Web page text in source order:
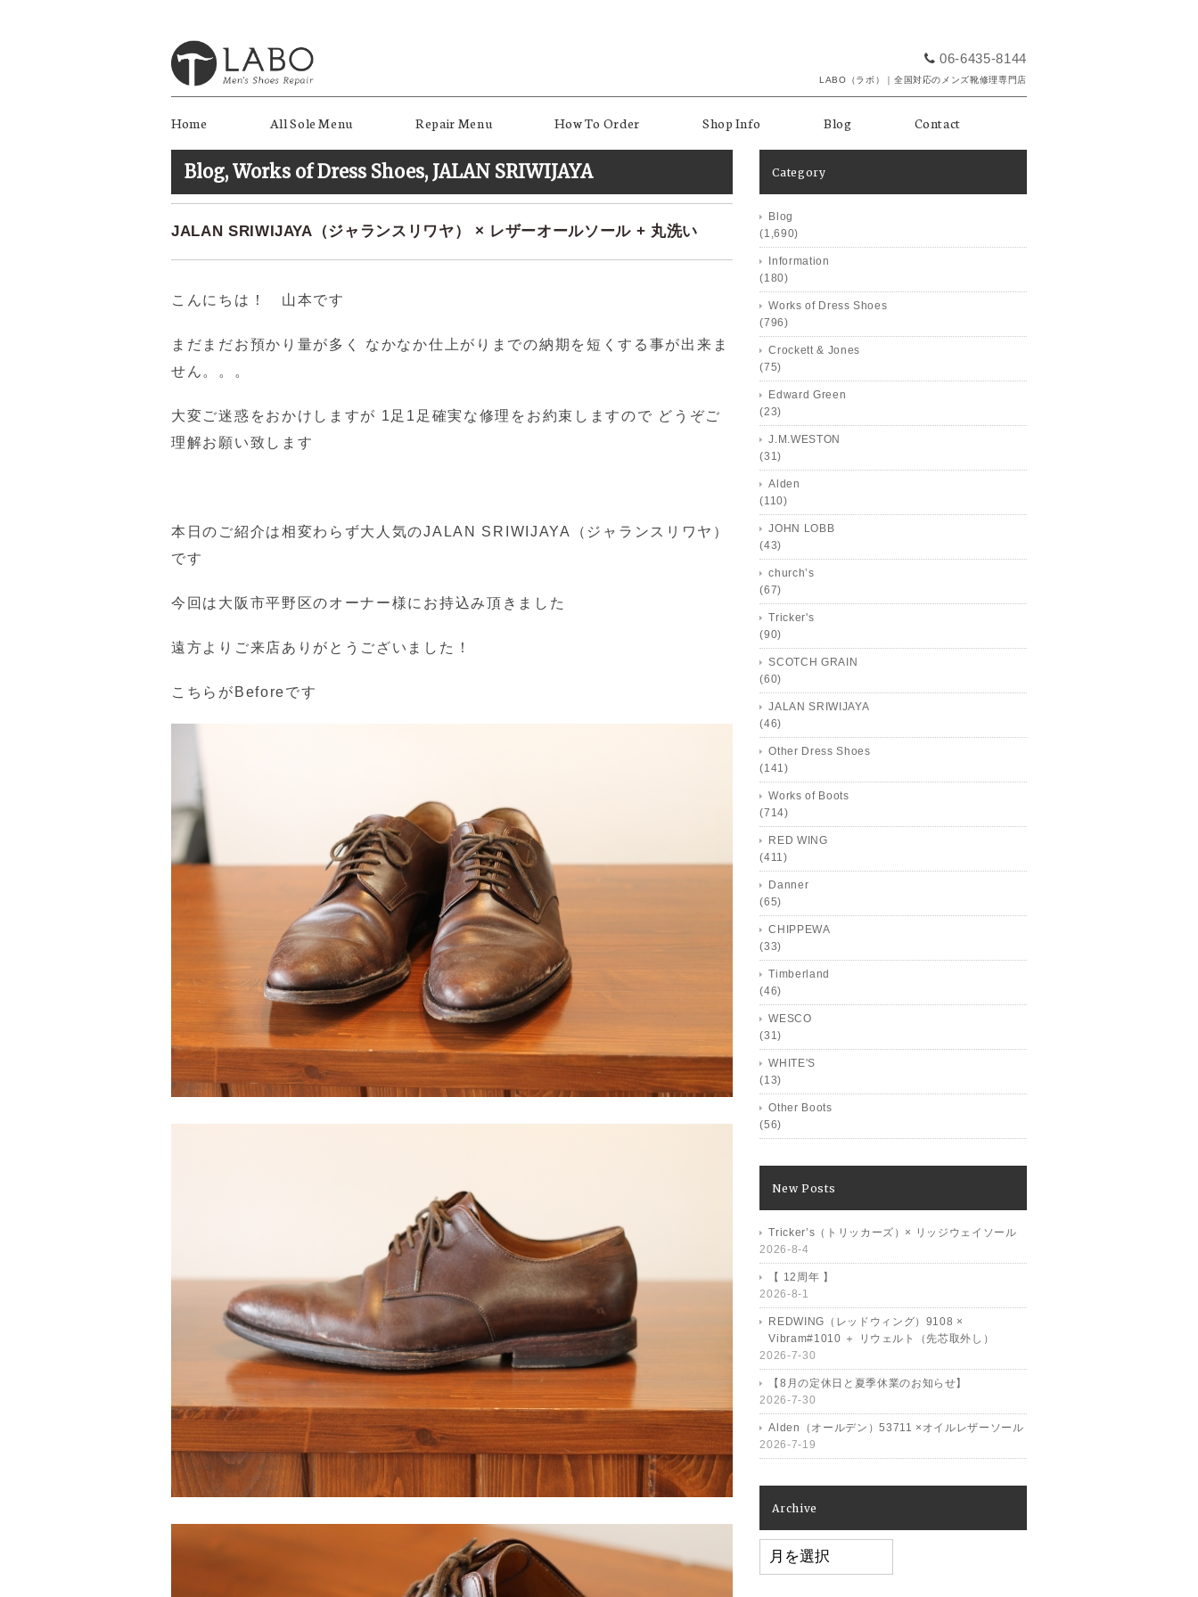
06-6435-8144
LABO（ラボ）｜全国対応のメンズ靴修理専門店
Home All Sole Menu Repair Menu How To Order Shop Info Blog Contact
Blog, Works of Dress Shoes, JALAN SRIWIJAYA
JALAN SRIWIJAYA（ジャランスリワヤ） × レザーオールソール + 丸洗い
こんにちは！ 山本です
まだまだお預かり量が多く なかなか仕上がりまでの納期を短くする事が出来ま
せん。。。
大変ご迷惑をおかけしますが 1足1足確実な修理をお約束しますので どうぞご
理解お願い致します
本日のご紹介は相変わらず大人気のJALAN SRIWIJAYA（ジャランスリワヤ）
です
今回は大阪市平野区のオーナー様にお持込み頂きました
遠方よりご来店ありがとうございました！
こちらがBeforeです
Category
Blog
(1,690)
Information
(180)
Works of Dress Shoes
(796)
Crockett & Jones
(75)
Edward Green
(23)
J.M.WESTON
(31)
Alden
(110)
JOHN LOBB
(43)
church’s
(67)
Tricker's
(90)
SCOTCH GRAIN
(60)
JALAN SRIWIJAYA
(46)
Other Dress Shoes
(141)
Works of Boots
(714)
RED WING
(411)
Danner
(65)
CHIPPEWA
(33)
Timberland
(46)
WESCO
(31)
WHITE'S
(13)
Other Boots
(56)
New Posts
Tricker’s（トリッカーズ）× リッジウェイソール
2026-8-4
【 12周年 】
2026-8-1
REDWING（レッドウィング）9108 ×
Vibram#1010 ＋ リウェルト（先芯取外し）
2026-7-30
【8月の定休日と夏季休業のお知らせ】
2026-7-30
Alden（オールデン）53711 ×オイルレザーソール
2026-7-19
Archive
Archive